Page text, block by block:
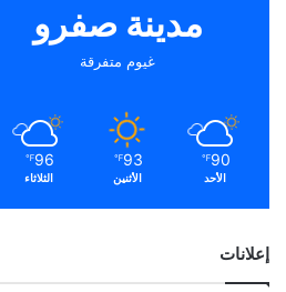
مدينة صفرو
غيوم متفرقة
90
℉
الأحد
93
℉
الأثنين
96
℉
الثلاثاء
إعلانات